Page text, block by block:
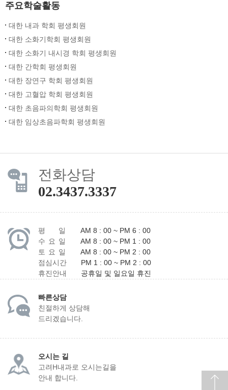
주요학술활동
대한 내과 학회 평생회원
대한 소화기학회 평생회원
대한 소화기 내시경 학회 평생회원
대한 간학회 평생회원
대한 장연구 학회 평생회원
대한 고혈압 학회 평생회원
대한 초음파의학회 평생회원
대한 임상초음파학회 평생회원
전화상담
02.3437.3337
평 일
AM 8 : 00 ~ PM 6 : 00
수 요 일
AM 8 : 00 ~ PM 1 : 00
토 요 일
AM 8 : 00 ~ PM 2 : 00
점심시간
PM 1 : 00 ~ PM 2 : 00
휴진안내
공휴일 및 일요일 휴진
빠른상담
친절하게 상담해
드리겠습니다.
오시는 길
고려H내과로 오시는길을
안내 합니다.